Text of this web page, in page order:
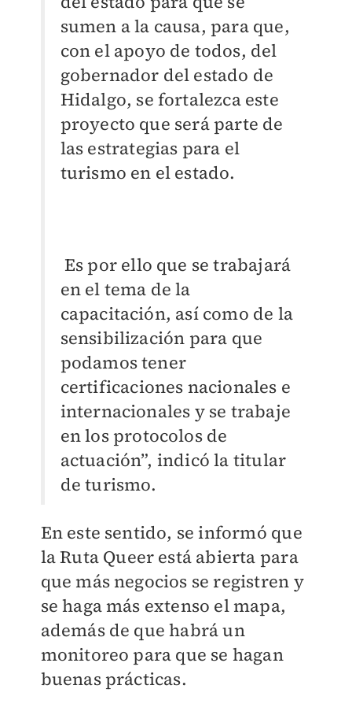
sumen a la causa, para que,
con el apoyo de todos, del
gobernador del estado de
Hidalgo, se fortalezca este
proyecto que será parte de
las estrategias para el
turismo en el estado.
Es por ello que se trabajará
en el tema de la
capacitación, así como de la
sensibilización para que
podamos tener
certificaciones nacionales e
internacionales y se trabaje
en los protocolos de
actuación”, indicó la titular
de turismo.
En este sentido, se informó que
la Ruta Queer está abierta para
que más negocios se registren y
se haga más extenso el mapa,
además de que habrá un
monitoreo para que se hagan
buenas prácticas.